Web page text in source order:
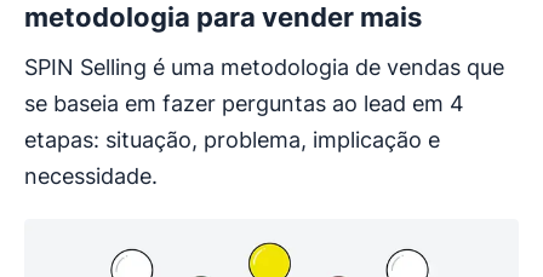
metodologia para vender mais
SPIN Selling é uma metodologia de vendas que
se baseia em fazer perguntas ao lead em 4
etapas: situação, problema, implicação e
necessidade.